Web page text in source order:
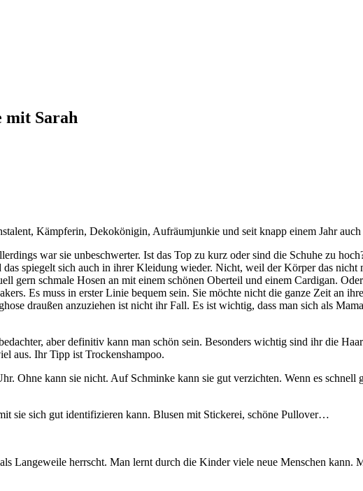
mit Sarah
Kämpferin, Dekokönigin, Aufräumjunkie und seit knapp einem Jahr auch
war sie unbeschwerter. Ist das Top zu kurz oder sind die Schuhe zu
spiegelt sich auch in ihrer Kleidung wieder. Nicht, weil der Körper das
gern schmale Hosen an mit einem schönen Oberteil und einem Cardigan.
Es muss in erster Linie bequem sein. Sie möchte nicht die ganze Zeit an
draußen anzuziehen ist nicht ihr Fall. Es ist wichtig, dass man sich als
aber definitiv kann man schön sein. Besonders wichtig sind ihr die
aus. Ihr Tipp ist Trockenshampoo.
Ohne kann sie nicht. Auf Schminke kann sie gut verzichten. Wenn es schnell
sie sich gut identifizieren kann. Blusen mit Stickerei, schöne Pullover…
Langeweile herrscht. Man lernt durch die Kinder viele neue Menschen kann.